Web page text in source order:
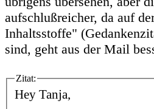
aufschlußreicher, da auf
Inhaltsstoffe"
sind, geht aus der Mail
Zitat:
Hey Tanja,